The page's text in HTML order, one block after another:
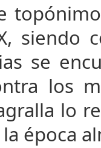
siendo
se
los
lo
época